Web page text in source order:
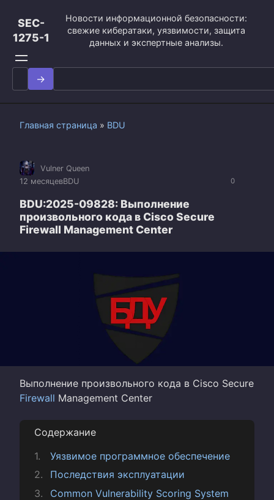
контенту
SEC-
1275-1
Новости информационной безопасности:
свежие кибератаки, уязвимости, защита
данных и экспертные анализы.
Search
for:
Главная страница » BDU
0
Vulner Queen
12 месяцевBDU
BDU:2025-09828: Выполнение
произвольного кода в Cisco Secure
Firewall Management Center
Выполнение произвольного кода в Cisco Secure
Firewall Management Center
Содержание
Уязвимое программное обеспечение
Последствия эксплуатации
Common Vulnerability Scoring System